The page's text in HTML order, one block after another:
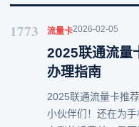
1773 流量卡2026-02-05
2025联通流量
办理指南
2025联通流量卡推荐
小伙伴们！还在为